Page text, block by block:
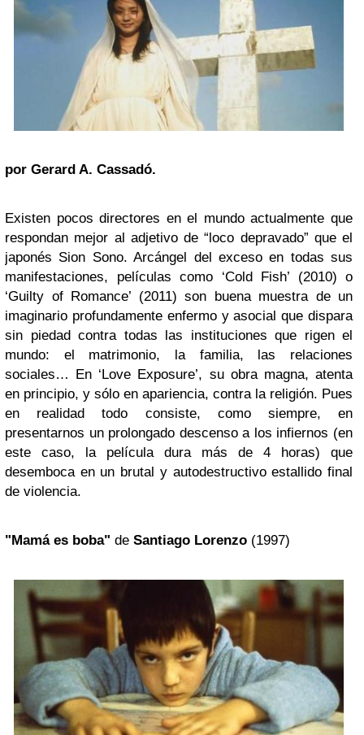
por Gerard A. Cassadó.
Existen pocos directores en el mundo actualmente que
respondan mejor al adjetivo de “loco depravado” que el
japonés Sion Sono. Arcángel del exceso en todas sus
manifestaciones, películas como ‘Cold Fish’ (2010) o
‘Guilty of Romance’ (2011) son buena muestra de un
imaginario profundamente enfermo y asocial que dispara
sin piedad contra todas las instituciones que rigen el
mundo: el matrimonio, la familia, las relaciones
sociales… En ‘Love Exposure’, su obra magna, atenta
en principio, y sólo en apariencia, contra la religión. Pues
en realidad todo consiste, como siempre, en
presentarnos un prolongado descenso a los infiernos (en
este caso, la película dura más de 4 horas) que
desemboca en un brutal y autodestructivo estallido final
de violencia.
"Mamá es boba" de Santiago Lorenzo (1997)